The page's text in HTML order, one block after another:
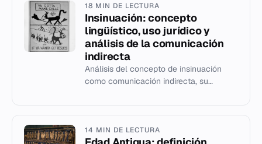
18 MIN DE LECTURA
Insinuación: concepto
lingüístico, uso jurídico y
análisis de la comunicación
indirecta
Análisis del concepto de insinuación
como comunicación indirecta, su
14 MIN DE LECTURA